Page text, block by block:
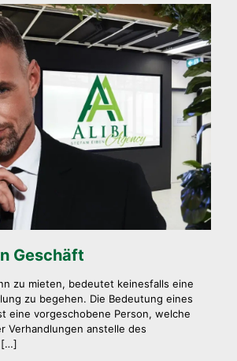
Geschäft
zu mieten, bedeutet keinesfalls eine
zu begehen. Die Bedeutung eines
eine vorgeschobene Person, welche
Verhandlungen anstelle des
[…]